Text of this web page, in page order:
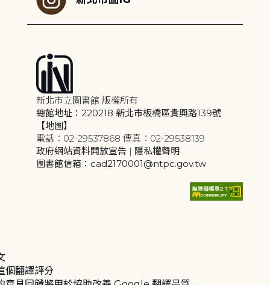
新北市立圖書館 版權所有
總館地址：220218 新北市板橋區貴興路139號
【地圖】
電話：02-29537868 傳真：02-29538139
政府網站資料開放宣告 | 隱私權聲明
圖書館信箱：cad2170001@ntpc.gov.tw
個翻譯評分